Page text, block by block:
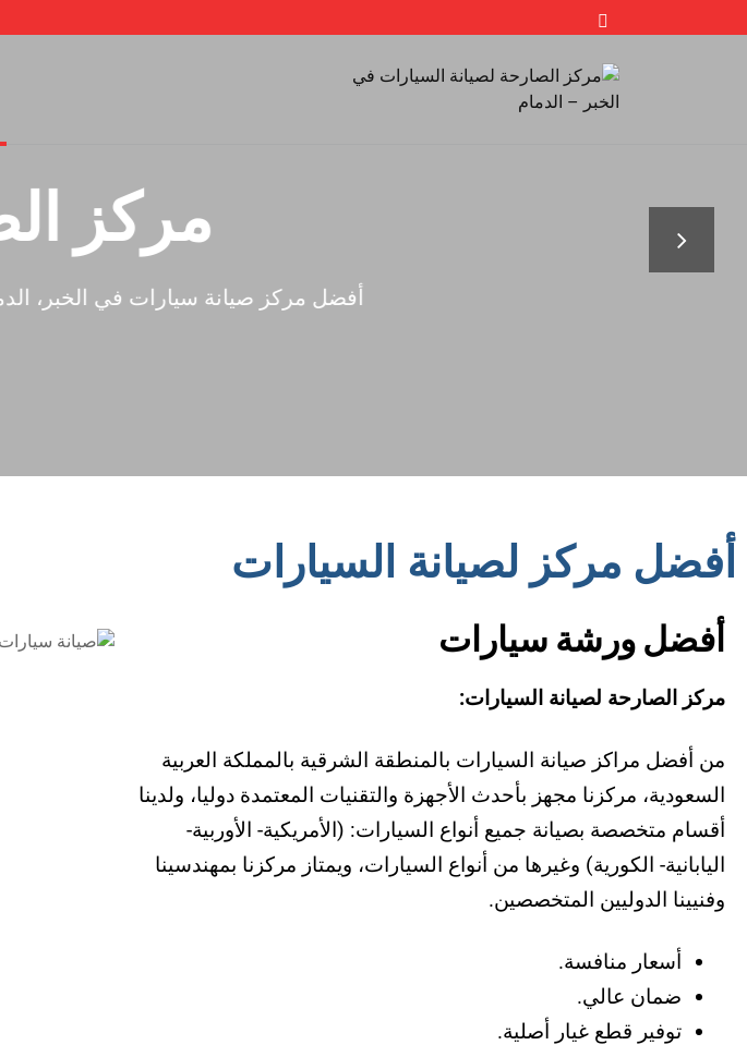
مهندسين
يتوفر في مركزنا أحدث أجهزة صيانة
أفضل مركز لصيانة السيارات
أفضل ورشة سيارات
مركز الصارحة لصيانة السيارات:
من أفضل مراكز صيانة السيارات بالمنطقة الشرقية بالمملكة العربية
السعودية، مركزنا مجهز بأحدث الأجهزة والتقنيات المعتمدة دوليا، ولدينا
أقسام متخصصة بصيانة جميع أنواع السيارات: (الأمريكية- الأوربية-
اليابانية- الكورية) وغيرها من أنواع السيارات، ويمتاز مركزنا بمهندسينا
وفنيينا الدوليين المتخصصين.
أسعار منافسة.
ضمان عالي.
توفير قطع غيار أصلية.